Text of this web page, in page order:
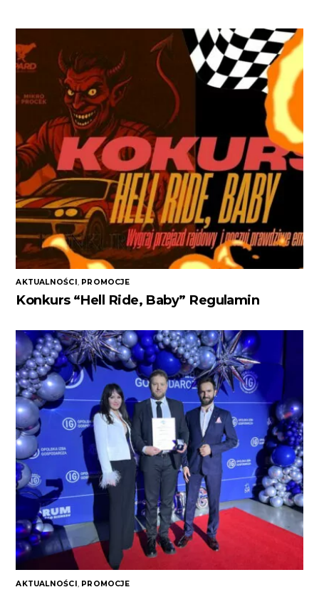
AKTUALNOŚCI , PROMOCJE
Konkurs “Hell Ride, Baby” Regulamin
AKTUALNOŚCI PROMOCJE